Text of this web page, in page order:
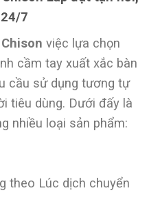
7
việc lựa chọn
cầm tay xuất xắc bàn
cầu sử dụng tương tự
tiêu dùng. Dưới đấy là
nhiều loại sản phẩm:
theo Lúc dịch chuyển